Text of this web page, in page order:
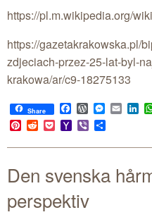
https://pl.m.wikipedia.org/
https://gazetakrakowska.pl/
zdjeciach-przez-25-lat-byl-
krakowa/ar/c9-18275133
Share Facebook
WordPressEmail
Pinterest
RedditPocketYahoo
Mail
Viber
Den svenska
perspektiv